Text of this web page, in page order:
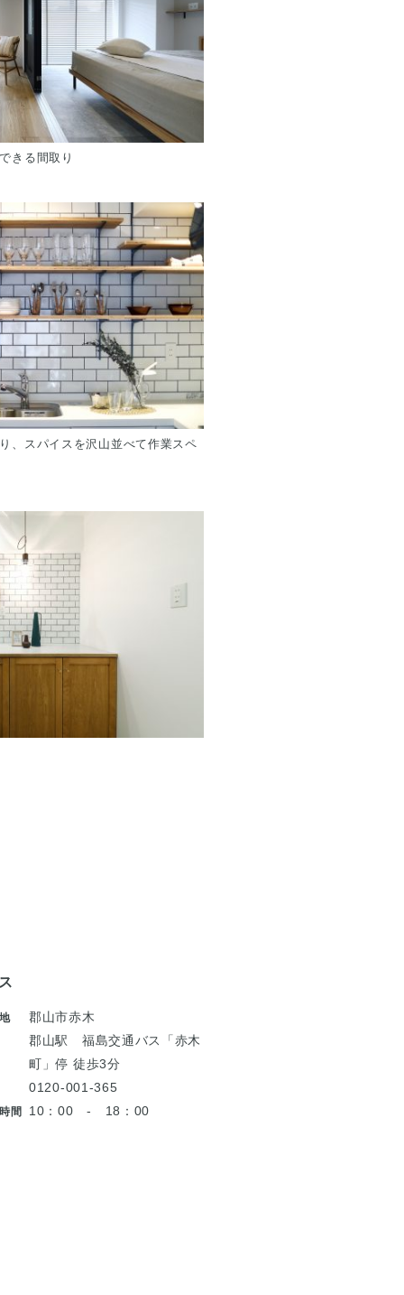
きる間取り
、スパイスを沢山並べて作業スペ
郡山市赤木
郡山駅 福島交通バス「赤木
町」停 徒歩3分
0120-001-365
間 10：00 - 18：00